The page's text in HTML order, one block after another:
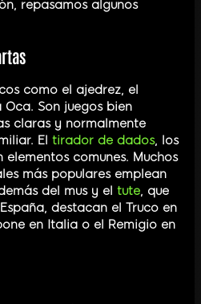
repasamos algunos
como el ajedrez, el
Son juegos bien
claras y normalmente
El tirador de dados, los
comunes. Muchos
más populares emplean
del mus y el tute, que
destacan el Truco en
en Italia o el Remigio en